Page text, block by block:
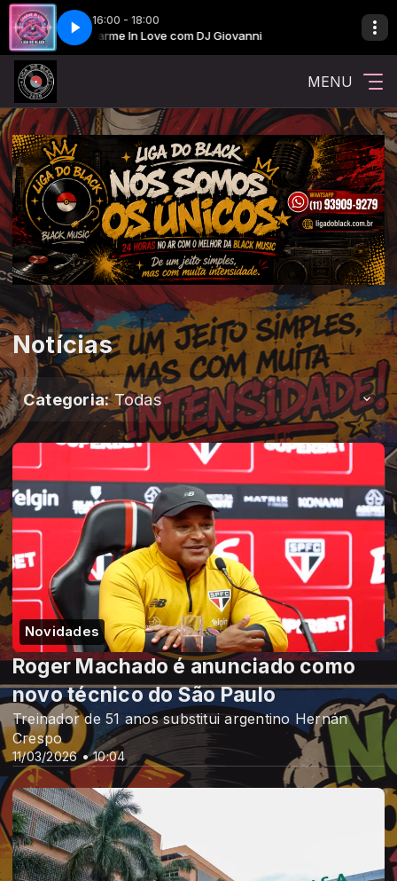
16:00 - 18:00
Charme In Love com DJ Giovanni Charme In
MENU
Notícias
Categoria: Todas
Novidades
11/03/2026 • 10:04
Roger Machado é anunciado como
novo técnico do São Paulo
Treinador de 51 anos substitui argentino Hernán
Crespo